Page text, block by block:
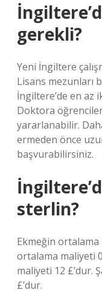
gerekli?
Yeni İngiltere
Lisans mezunları
İngiltere’de en az
Doktora
yararlanabilir.
ermeden önce
başvurabilirsiniz.
sterlin?
Ekmeğin ortalama
ortalama maliyeti
maliyeti 12 £’dur.
£’dur.